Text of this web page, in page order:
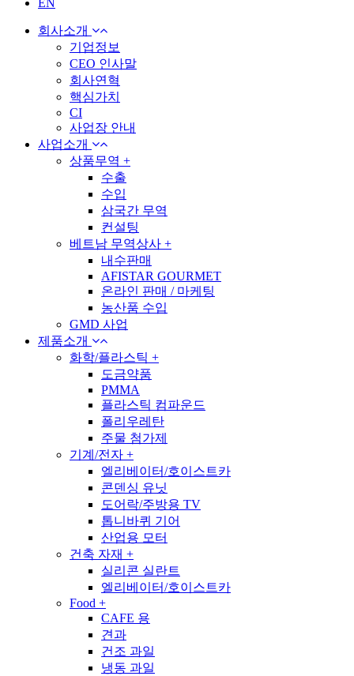
회사소개
기업정보
CEO 인사말
회사연혁
핵심가치
CI
사업장 안내
사업소개
상품무역 +
수출
수입
삼국간 무역
컨설팅
베트남 무역상사 +
내수판매
AFISTAR GOURMET
온라인 판매 / 마케팅
농산품 수입
GMD 사업
제품소개
화학/플라스틱 +
도금약품
PMMA
플라스틱 컴파운드
폴리우레탄
주물 첨가제
기계/전자 +
엘리베이터/호이스트카
콘덴싱 유닛
도어락/주방용 TV
톱니바퀴 기어
산업용 모터
건축 자재 +
실리콘 실란트
엘리베이터/호이스트카
Food +
CAFE 용
견과
건조 과일
냉동 과일